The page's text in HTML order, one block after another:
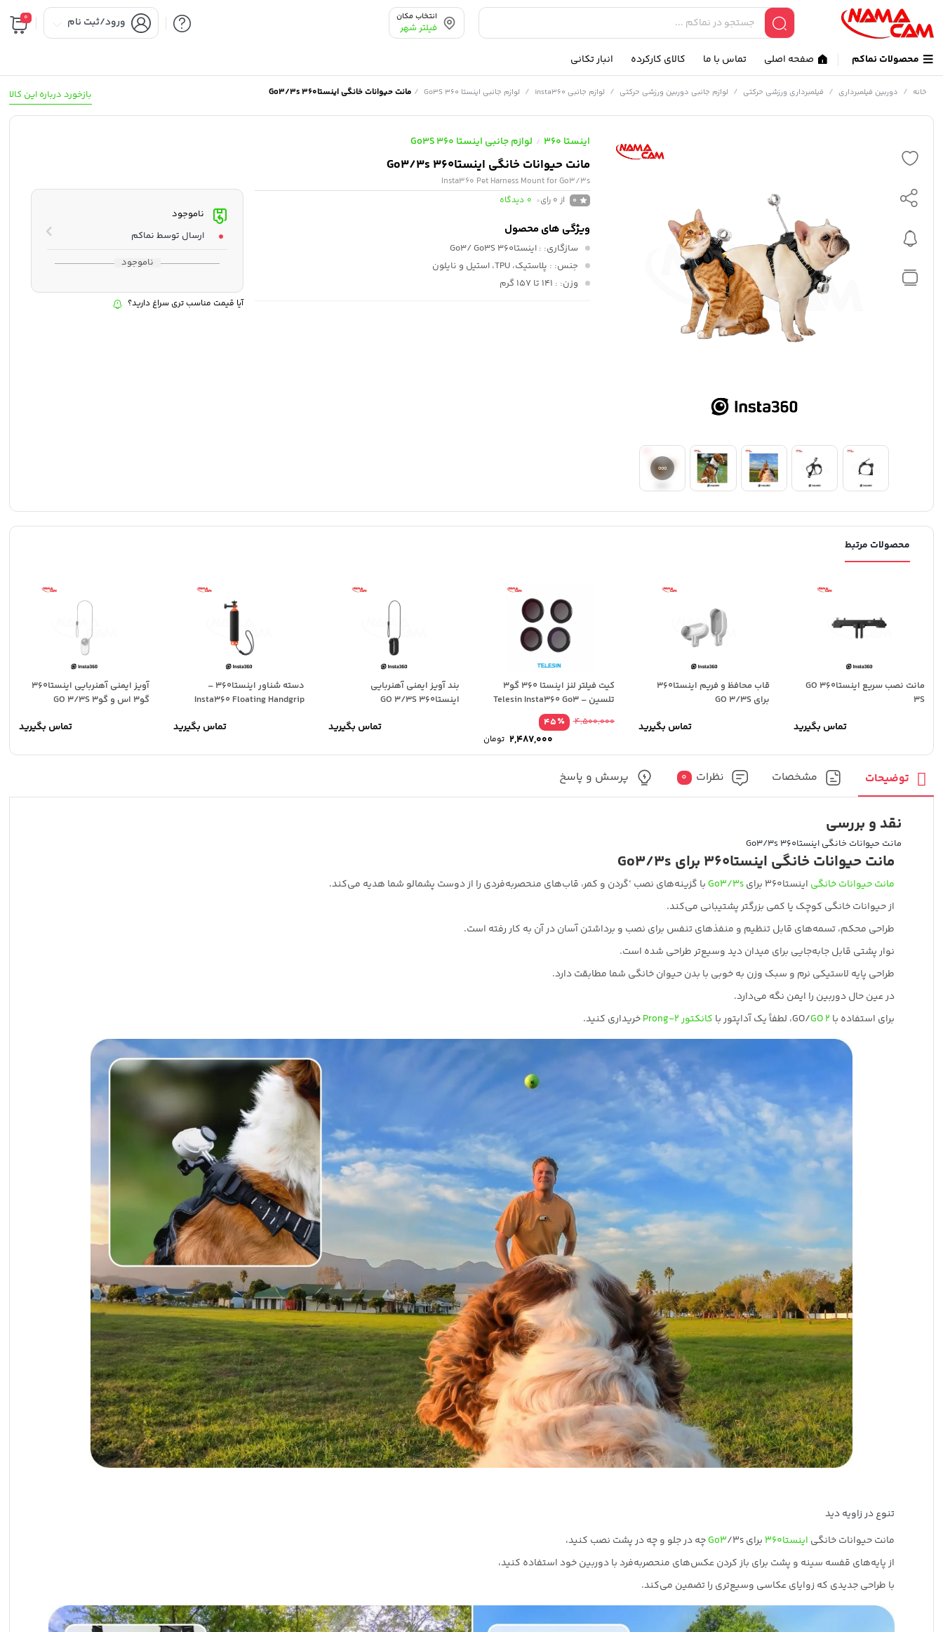
انتخاب مکان
فیلتر شهر ورود/ثبت نام 0
محصولات نماکم صفحه اصلی تماس با ما کالای کارکرده انبار تکانی
بازخورد درباره این کالا خانه / دوربین فیلمبرداری / فیلمبرداری ورزشی حرکتی / لوازم جانبی دوربین ورزشی حرکتی / لوازم جانبی insta360 / لوازم جانبی اینستا 360 Go3S / مانت حیوانات خانگی اینستا360 Go3/3s
اینستا 360 / لوازم جانبی اینستا 360 Go3S
مانت حیوانات خانگی اینستا360 Go3/3s
Insta360 Pet Harness Mount for Go3/3s
0 از 0 رای 0 دیدگاه
ویژگی های محصول
سازگاری: : اینستا360 Go3/ Go3S
جنس: : پلاستیک، TPU، استیل و نایلون
وزن: : 141 تا 157 گرم
ناموجود
ارسال توسط نماکم
ناموجود
آیا قیمت مناسب تری سراغ دارید؟
محصولات مرتبط
مانت نصب سریع اینستا360 GO
3S
تماس بگیرید
قاب محافظ و فریم اینستا360
برای GO 3/3S
تماس بگیرید
کیت فیلتر لنز اینستا 360 گو3
تلسین – Telesin Insta360 Go3
٪45 4,500,000
قیمت
اصلی
4,500,000 تومان
2,487,000 تومان
فعلی
بند آویز ایمنی آهنربایی
اینستا360 GO 3/3S
تماس بگیرید
دسته شناور اینستا360 –
Insta360 Floating Handgrip
تماس بگیرید
آویز ایمنی آهنربایی اینستا360
گو3 اس و گو3 GO 3/3S
تماس بگیرید
توضیحات مشخصات نظرات 0 پرسش و پاسخ
نقد و بررسی
مانت حیوانات خانگی اینستا360 Go3/3s
مانت حیوانات خانگی اینستا360 برای Go3/3s
مانت حیوانات خانگی اینستا360 برای Go3/3sبا گزینه‌های نصب ‘گردن و کمر، قاب‌های منحصربه‌فردی را از دوست پشمالو شما هدیه می‌کند.
از حیوانات خانگی کوچک یا کمی بزرگتر ​​پشتیبانی می‌کند.
طراحی محکم، تسمه‌های قابل تنظیم و منفذهای تنفس برای نصب و برداشتن آسان در آن به کار رفته است.
نوار پشتی قابل جابه‌جایی برای میدان دید وسیع‌تر طراحی شده است.
طراحی پایه لاستیکی نرم و سبک وزن به خوبی با بدن حیوان خانگی شما مطابقت دارد.
در عین حال دوربین را ایمن نگه می‌دارد.
برای استفاده با GO/ GO 2 ، لطفاً یک آداپتور با کانکتور 2-Prong خریداری کنید.
تنوع در زاویه دید
مانت حیوانات خانگی اینستا360 برای Go3/3s چه در جلو و چه در پشت نصب کنید،
از پایه‌های قفسه سینه و پشت برای باز کردن عکس‌های منحصربه‌فرد با دوربین خود استفاده کنید،
با طراحی جدیدی که زوایای عکاسی وسیع‌تری را تضمین می‌کند.